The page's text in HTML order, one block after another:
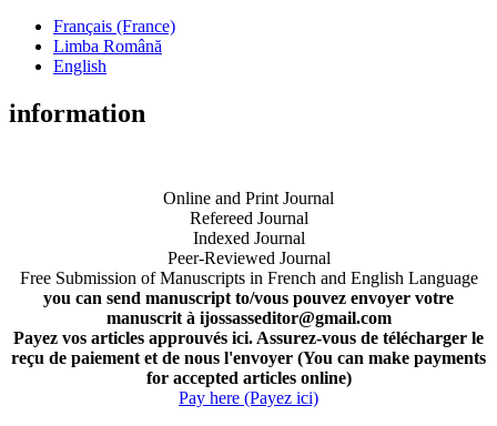
Français (France)
Limba Română
English
information
Online and Print Journal
Refereed Journal
Indexed Journal
Peer-Reviewed Journal
Free Submission of Manuscripts in French and English Language
you can send manuscript to/vous pouvez envoyer votre
manuscrit à ijossasseditor@gmail.com
Payez vos articles approuvés ici. Assurez-vous de télécharger le
reçu de paiement et de nous l'envoyer (You can make payments
for accepted articles online)
Pay here (Payez ici)